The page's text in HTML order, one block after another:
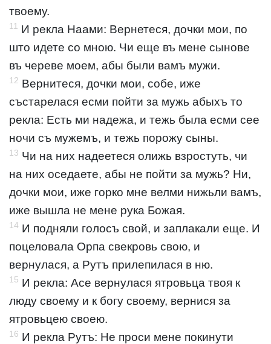
твоему.
11 И рекла Наами: Вернетеся, дочки мои, по
што идете со мною. Чи еще въ мене сынове
въ череве моем, абы были вамъ мужи.
12 Вернитеся, дочки мои, собе, иже
състарелася есми пойти за мужь абыхъ то
рекла: Есть ми надежа, и тежь была есми сее
ночи съ мужемъ, и тежь порожу сыны.
13 Чи на них надеетеся олижь взростуть, чи
на них оседаете, абы не пойти за мужь? Ни,
дочки мои, иже горко мне велми нижьли вамъ,
иже вышла не мене рука Божая.
14 И подняли голосъ свой, и заплакали еще. И
поцеловала Орпа свекровь свою, и
вернулася, а Рутъ прилепилася в ню.
15 И рекла: Асе вернулася ятровьца твоя к
люду своему и к богу своему, вернися за
ятровьцею своею.
16 И рекла Рутъ: Не проси мене покинути